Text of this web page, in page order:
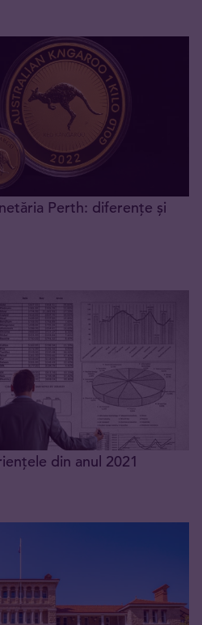
Perth: diferențe și
din anul 2021